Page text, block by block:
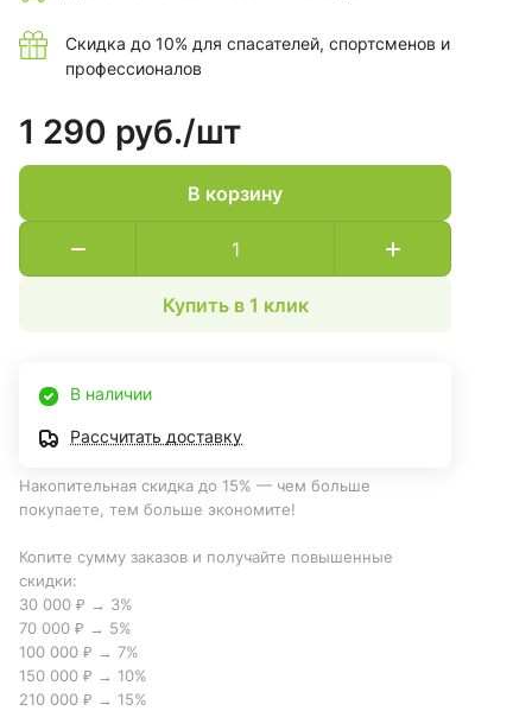
Скидка до 10% для спасателей, спортсменов и
профессионалов
1 290 руб./шт
В корзину
Купить в 1 клик
В наличии
Рассчитать доставку
Накопительная скидка до 15% — чем больше
покупаете, тем больше экономите!
Копите сумму заказов и получайте повышенные
скидки:
30 000 ₽ → 3%
70 000 ₽ → 5%
100 000 ₽ → 7%
150 000 ₽ → 10%
210 000 ₽ → 15%